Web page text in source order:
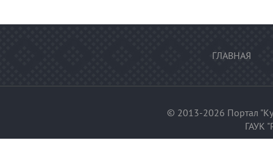
ГЛАВНАЯ
© 2013-2026 Портал
ГАУК